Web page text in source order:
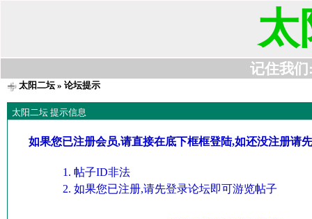
太
记住我们
太阳二坛» 论坛提示
太阳二坛 提示信息
如果您已注册会员,请直接在底下框框登陆,如还没注册请
帖子ID非法
如果您已注册,请先登录论坛即可游览帖子